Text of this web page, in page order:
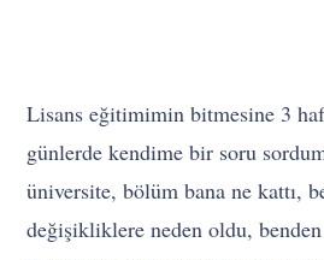
Lisans eğitimimin bitmesine 3
günlerde kendime bir soru
üniversite, bölüm bana ne kattı,
değişikliklere neden oldu,